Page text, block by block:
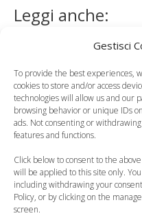
Gestisci
To provide the best experiences,
cookies to store and/or access
technologies will allow us and our
browsing behavior or unique IDs
ads. Not consenting or
features and functions.
Click below to consent to the
will be applied to this site only.
including withdrawing your
Policy, or by clicking on the
screen.
Leggi anche:
Le prime uscite con
il neonato, come
organizzarsi
Vacanze con un